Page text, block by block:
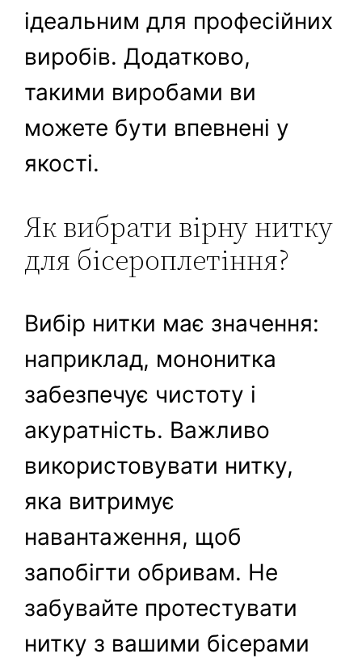
ідеальним для професійних
виробів. Додатково,
такими виробами ви
можете бути впевнені у
якості.
Як вибрати вірну нитку
для бісероплетіння?
Вибір нитки має значення:
наприклад, мононитка
забезпечує чистоту і
акуратність. Важливо
використовувати нитку,
яка витримує
навантаження, щоб
запобігти обривам. Не
забувайте протестувати
нитку з вашими бісерами